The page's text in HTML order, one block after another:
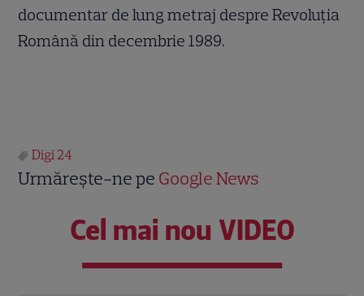
documentar de lung metraj despre Revoluţia
Română din decembrie 1989.
Digi 24
Urmărește-ne pe Google News
Cel mai nou VIDEO